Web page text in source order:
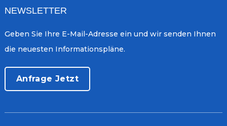
NEWSLETTER
Geben Sie Ihre E-Mail-Adresse ein und wir senden Ihnen
die neuesten Informationspläne.
Anfrage Jetzt